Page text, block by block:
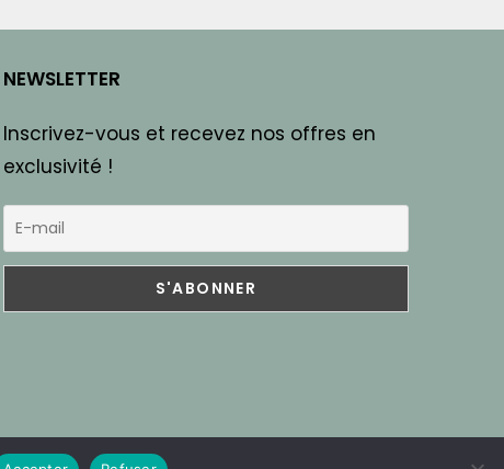
NEWSLETTER
Inscrivez-vous et recevez nos offres en
exclusivité !